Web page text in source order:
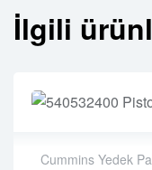
İlgili
Cummins Yedek